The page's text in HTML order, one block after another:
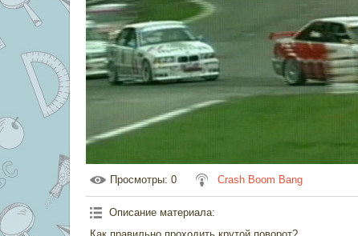
Просмотры: 0 Crash Boom Bang
Описание материала: